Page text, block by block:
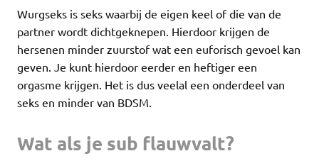
Wurgseks is seks waarbij de eigen keel of die van de
partner wordt dichtgeknepen. Hierdoor krijgen de
hersenen minder zuurstof wat een euforisch gevoel kan
geven. Je kunt hierdoor eerder en heftiger een
orgasme krijgen. Het is dus veelal een onderdeel van
seks en minder van BDSM.
Wat als je sub flauwvalt?